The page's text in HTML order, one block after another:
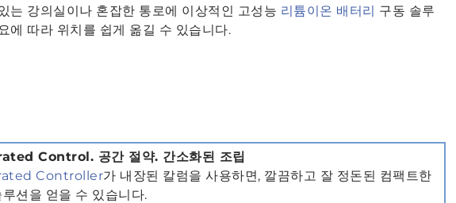
는 강의실이나 혼잡한 통로에 이상적인 고성능 리튬이온 배터리 구동 솔루
에 따라 위치를 쉽게 옮길 수 있습니다.
Control. 공간 절약. 간소화된 조립
Controller가 내장된 칼럼을 사용하면, 깔끔하고 잘 정돈된 컴팩트한
루션을 얻을 수 있습니다.